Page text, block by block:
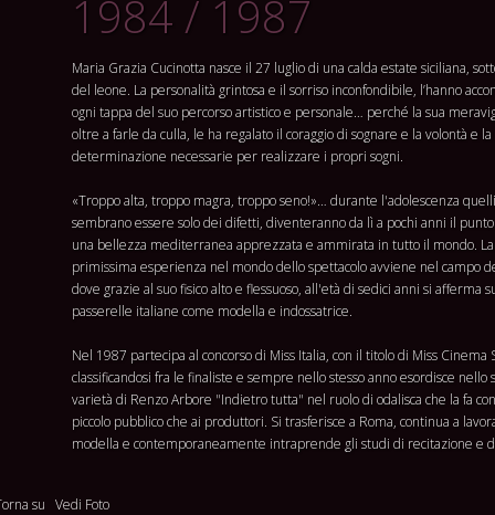
1984 / 1987
Maria Grazia Cucinotta nasce il 27 lugliodi una calda estate siciliana,
del leone. La personalità grintosa e il sorriso inconfondibile, l’hanno
ogni tappa del suo percorso artistico e personale… perché la sua
oltre a farle da culla, le ha regalato il coraggio di sognare e la volontà e la
determinazione necessarie per realizzare i propri sogni.
«Troppo alta, troppo magra, troppo seno!»… durante l'adolescenza
sembrano essere solo dei difetti, diventeranno da lì a pochi anni il
una bellezza mediterranea apprezzata e ammirata in tutto il mondo.
primissima esperienza nel mondo dello spettacolo avviene nel campo
dove grazie al suo fisico alto e flessuoso, all'età di sedici anni si afferma
passerelle italiane come modella e indossatrice.
Nel 1987 partecipa al concorso di Miss Italia, con il titolo di Miss Cinema
classificandosi fra le finaliste e sempre nello stesso anno esordisce nello
varietà di Renzo Arbore "Indietro tutta" nel ruolo di odalisca che la fa
piccolo pubblico che ai produttori. Si trasferisce a Roma, continua a
modella e contemporaneamente intraprende gli studi di recitazione e
su Vedi Foto